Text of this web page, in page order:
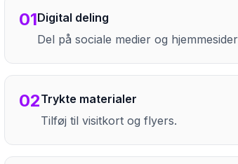
01Digital deling
Del på sociale medier og
02Trykte materialer
Tilføj til visitkort og flyers.